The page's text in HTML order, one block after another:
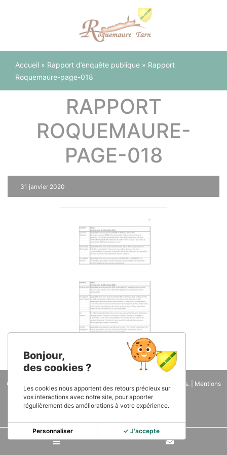
Accueil » Rapport d’enquête publique » Rapport
Roquemaure-page-018
RAPPORT
ROQUEMAURE-
PAGE-018
31 janvier 2020
Copyright 2026 . Tous droits réservés. | Mentions
légales| Une réalisationIWEGO
Bonjour,
des cookies ?
Les cookies nous apportent des retours précieux sur
vos interactions avec notre site, pour apporter
régulièrement des améliorations à votre expérience.
✓ J'accepte
Personnaliser